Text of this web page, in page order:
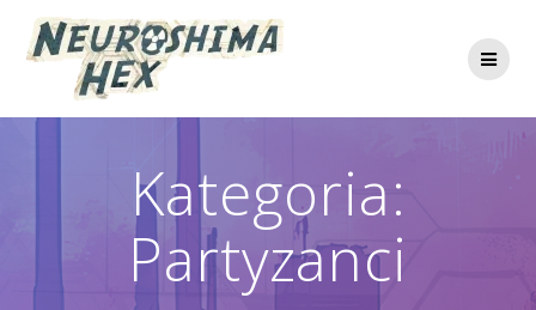
do
treści
Kategoria:
Partyzanci